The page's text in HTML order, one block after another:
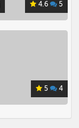
4.6 5
5 4